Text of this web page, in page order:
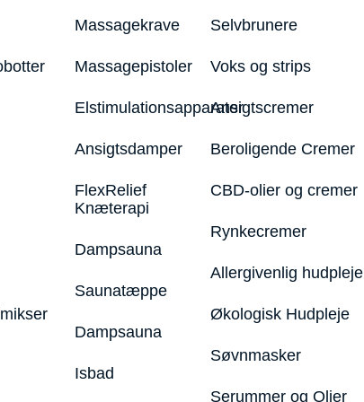
Massagekrave
Massagepistoler
Elstimulationsapparater
Ansigtsdamper
FlexRelief
Knæterapi
Dampsauna
Saunatæppe
Dampsauna
Isbad
Selvbrunere
Voks og strips
Ansigtscremer
Beroligende Cremer
CBD-olier og cremer
Rynkecremer
Allergivenlig hudpleje
Økologisk Hudpleje
Søvnmasker
Serummer og Olier